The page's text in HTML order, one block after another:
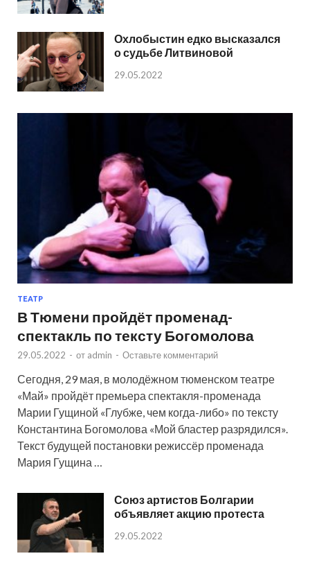
Охлобыстин едко высказался
о судьбе Литвиновой
29.05.2022
ТЕАТР
В Тюмени пройдёт променад-
спектакль по тексту Богомолова
29.05.2022 - от admin - Оставьте комментарий
Сегодня, 29 мая, в молодёжном тюменском театре
«Май» пройдёт премьера спектакля-променада
Марии Гущиной «Глубже, чем когда-либо» по тексту
Константина Богомолова «Мой бластер разрядился».
Текст будущей постановки режиссёр променада
Мария Гущина …
Союз артистов Болгарии
объявляет акцию протеста
29.05.2022